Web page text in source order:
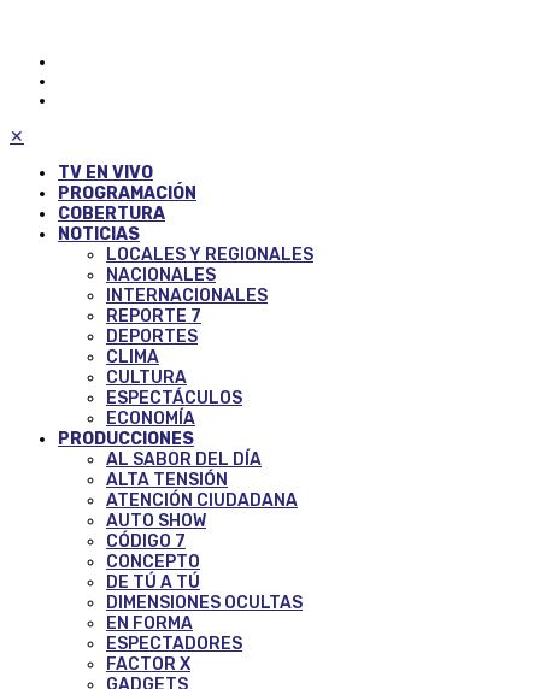
✕
TV EN VIVO
PROGRAMACIÓN
COBERTURA
NOTICIAS
LOCALES Y REGIONALES
NACIONALES
INTERNACIONALES
REPORTE 7
DEPORTES
CLIMA
CULTURA
ESPECTÁCULOS
ECONOMÍA
PRODUCCIONES
AL SABOR DEL DÍA
ALTA TENSIÓN
ATENCIÓN CIUDADANA
AUTO SHOW
CÓDIGO 7
CONCEPTO
DE TÚ A TÚ
DIMENSIONES OCULTAS
EN FORMA
ESPECTADORES
FACTOR X
GADGETS